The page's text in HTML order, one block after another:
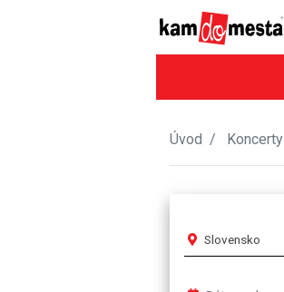
Úvod Koncerty
Slovensko